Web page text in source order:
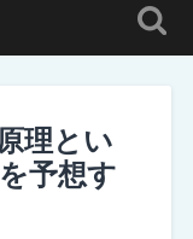
理とい
予想す